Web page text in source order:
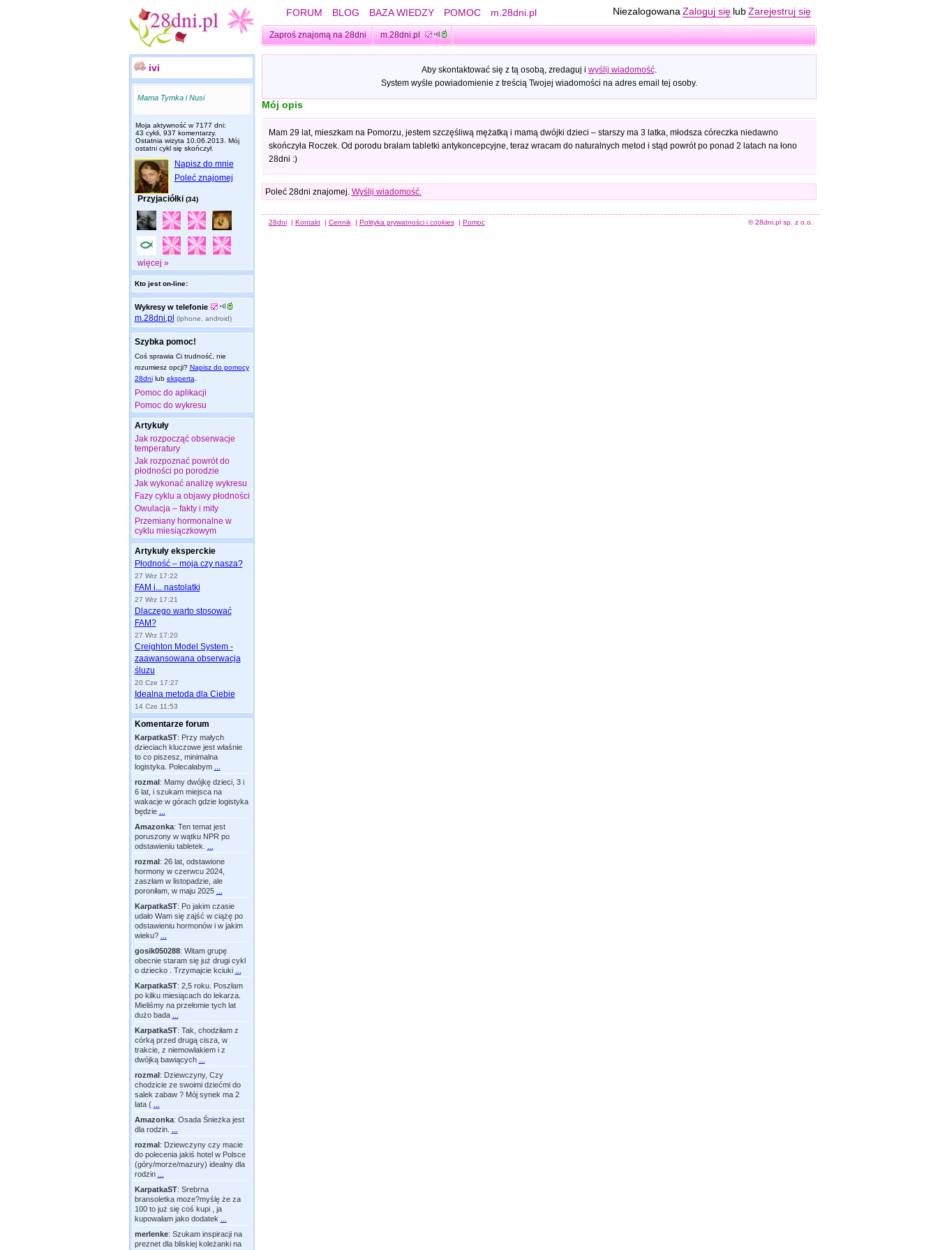
FORUM BLOG BAZA WIEDZY POMOC m.28dni.pl Niezalogowana Zaloguj się lub Zarejestruj się
Zaproś znajomą na 28dni m.28dni.pl
ivi
Mama Tymka i Nusi
Moja aktywność w 7177 dni:
43 cykli, 937 komentarzy.
Ostatnia wizyta 10.06.2013 . Mój
ostatni cykl się skończył.
Napisz do mnie
Poleć znajomej
Przyjaciółki (34)
więcej »
Kto jest on-line:
Wykresy w telefonie
m.28dni.pl (iphone, android)
Szybka pomoc!
Coś sprawia Ci trudność, nie
rozumiesz opcji? Napisz do pomocy
28dnilub eksperta
Pomoc do aplikacji
Pomoc do wykresu
Artykuły
Jak rozpocząć obserwacje
temperatury
Jak rozpoznać powrót do
płodności po porodzie
Jak wykonać analizę wykresu
Fazy cyklu a objawy płodności
Owulacja – fakty i mity
Przemiany hormonalne w
cyklu miesiączkowym
Artykuły eksperckie
Płodność – moja czy nasza?
27 Wrz 17:22
FAM i... nastolatki
27 Wrz 17:21
Dlaczego warto stosować
FAM?
27 Wrz 17:20
Creighton Model System -
zaawansowana obserwacja
śluzu
20 Cze 17:27
Idealna metoda dla Ciebie
14 Cze 11:53
Komentarze forum
KarpatkaST: Przy małych
dzieciach kluczowe jest właśnie
to co piszesz, minimalna
logistyka. Polecałabym
rozmal: Mamy dwójkę dzieci, 3 i
6 lat, i szukam miejsca na
wakacje w górach gdzie logistyka
będzie
Amazonka: Ten temat jest
poruszony w wątku NPR po
odstawieniu tabletek.
rozmal: 26 lat, odstawione
hormony w czerwcu 2024,
zaszłam w listopadzie, ale
poroniłam, w maju 2025
KarpatkaST: Po jakim czasie
udało Wam się zajść w ciążę po
odstawieniu hormonów i w jakim
wieku?
gosik050288: Witam grupę
obecnie staram się już drugi cykl
o dziecko . Trzymajcie kciuki
KarpatkaST: 2,5 roku. Poszłam
po kilku miesiącach do lekarza.
Mieliśmy na przełomie tych lat
dużo bada
KarpatkaST: Tak, chodziłam z
córką przed drugą cisza, w
trakcie, z niemowlakiem i z
dwójką bawiących
rozmal: Dziewczyny, Czy
chodzicie ze swoimi dziećmi do
salek zabaw ? Mój synek ma 2
lata (
Amazonka: Osada Śnieżka jest
dla rodzin.
rozmal: Dziewczyny czy macie
do polecenia jakiś hotel w Polsce
(góry/morze/mazury) idealny dla
rodzin
KarpatkaST: Srebrna
bransoletka moze?myślę że za
100 to już się coś kupi , ja
kupowałam jako dodatek
merlenke: Szukam inspiracji na
preznet dla bliskiej koleżanki na
Aby skontaktować się z tą osobą, zredaguj i wyślij wiadomość.
System wyśle powiadomienie z treścią Twojej wiadomości na adres email tej osoby.
Mój opis
Mam 29 lat, mieszkam na Pomorzu, jestem szczęśliwą mężatką i mamą dwójki dzieci – starszy ma 3 latka, młodsza córeczka niedawno
skończyła Roczek. Od porodu brałam tabletki antykoncepcyjne, teraz wracam do naturalnych metod i stąd powrót po ponad 2 latach na łono
28dni :)
Poleć 28dni znajomej. Wyślij wiadomość.
28dni | Kontakt | Cennik | Polityka prywatności i cookies | Pomoc © 28dni.pl sp. z o.o.